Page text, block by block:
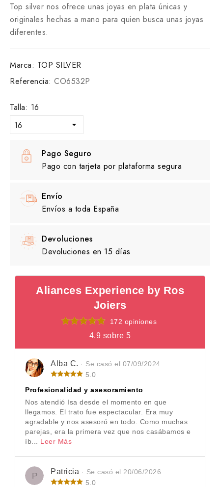
Top silver nos ofrece unas joyas en plata únicas y
originales hechas a mano para quien busca unas joyas
diferentes.
Marca: TOP SILVER
Referencia: CO6532P
Talla: 16
Pago Seguro
Pago con tarjeta por plataforma segura
Envío
Envíos a toda España
Devoluciones
Devoluciones en 15 días
Aliances Experience by Ros
Joiers
172 opiniones
4.9 sobre 5
Alba C. · Se casó el 07/09/2024
5.0
Profesionalidad y asesoramiento
Nos atendió Isa desde el momento en que
llegamos. El trato fue espectacular. Era muy
agradable y nos asesoró en todo. Como muchas
parejas, era la primera vez que nos casábamos e
íb... Leer Más
P Patricia · Se casó el 20/06/2026
5.0